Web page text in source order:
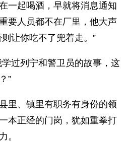
一起喝酒，早就将消息通知
要人员都不在厂里，他大声
让你吃不了兜着走。”
过列宁和警卫员的故事，这
”
里、镇里有职务有身份的领
本正经的门岗，犹如重拳打
。